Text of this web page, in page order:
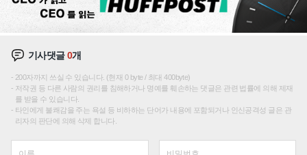
기사댓글0개
200자까지 쓰실 수 있습니다. (현재 0 byte / 최대 400byte)
저작권 등 다른 사람의 권리를 침해하거나 명예를 훼손하는 댓글은 관련 법률에 의해 제재
를 받을 수 있습니다.
타인에게 불쾌감을 주는 욕설 등 비하하는 단어가 내용에 포함되거나 인신공격성 글은 관
리자의 판단에 의해 삭제 합니다.